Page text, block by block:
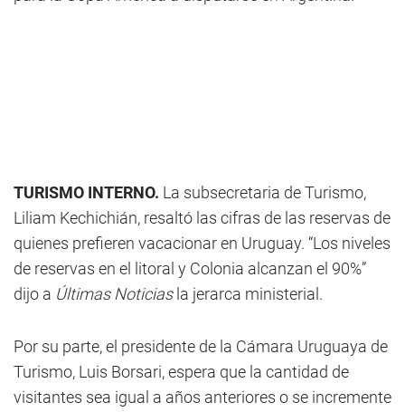
TURISMO INTERNO. La subsecretaria de Turismo,
Liliam Kechichián, resaltó las cifras de las reservas de
quienes prefieren vacacionar en Uruguay. “Los niveles
de reservas en el litoral y Colonia alcanzan el 90%”
dijo a Últimas Noticiasla jerarca ministerial.
Por su parte, el presidente de la Cámara Uruguaya de
Turismo, Luis Borsari, espera que la cantidad de
visitantes sea igual a años anteriores o se incremente